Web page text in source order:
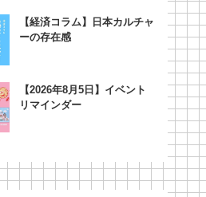
【経済コラム】日本カルチャ
ーの存在感
【2026年8月5日】イベント
リマインダー